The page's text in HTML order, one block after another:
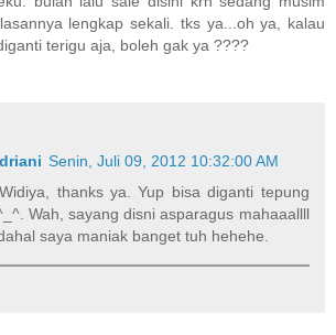
lengkap sekali. tks ya...oh ya, kalau
terigu aja, boleh gak ya ????
Senin, Juli 09, 2012 10:32:00 AM
thanks ya. Yup bisa diganti tepung
Wah, sayang disni asparagus mahaaallll
saya maniak banget tuh hehehe.